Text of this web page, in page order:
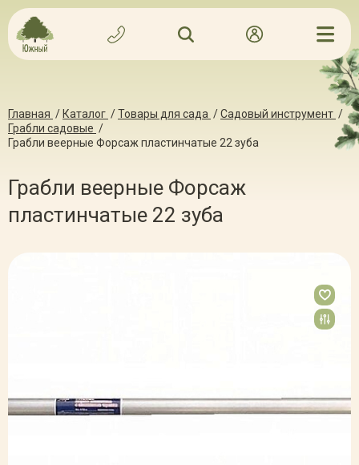
Главная / Каталог /Товары для сада /Садовый инструмент /
Грабли садовые /
Грабли веерные Форсаж пластинчатые 22 зуба
Грабли веерные Форсаж
пластинчатые 22 зуба